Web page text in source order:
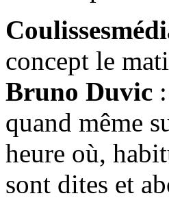
concept le
Bruno Duvic
quand même
heure où,
sont dites et